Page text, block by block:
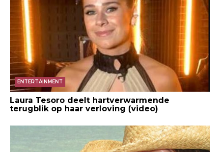
ENTERTAINMENT
Laura Tesoro deelt hartverwarmende
terugblik op haar verloving (video)